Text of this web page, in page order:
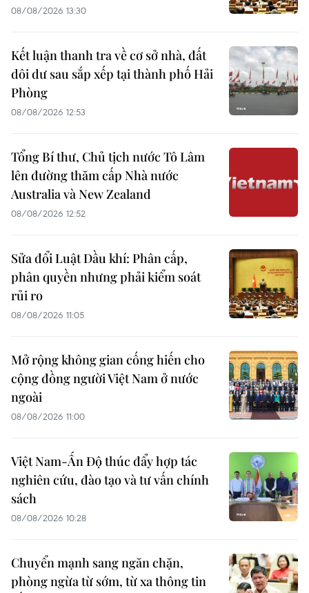
08/08/2026 13:30
Kết luận thanh tra về cơ sở nhà, đất
dôi dư sau sắp xếp tại thành phố Hải
Phòng
08/08/2026 12:53
Tổng Bí thư, Chủ tịch nước Tô Lâm
lên đường thăm cấp Nhà nước
Australia và New Zealand
08/08/2026 12:52
Sửa đổi Luật Dầu khí: Phân cấp,
phân quyền nhưng phải kiểm soát
rủi ro
08/08/2026 11:05
Mở rộng không gian cống hiến cho
cộng đồng người Việt Nam ở nước
ngoài
08/08/2026 11:00
Việt Nam-Ấn Độ thúc đẩy hợp tác
nghiên cứu, đào tạo và tư vấn chính
sách
08/08/2026 10:28
Chuyển mạnh sang ngăn chặn,
phòng ngừa từ sớm, từ xa thông tin